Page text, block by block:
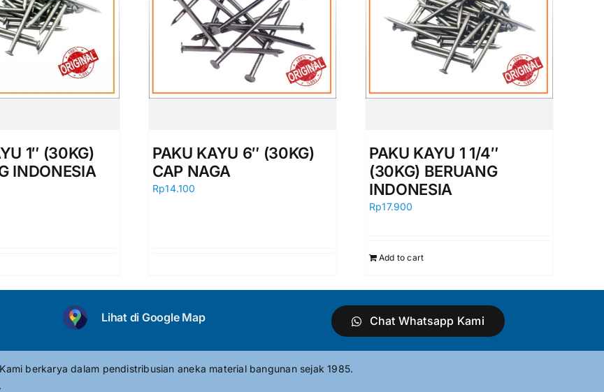
1″ (30KG)
INDONESIA
PAKU KAYU 6″ (30KG)
CAP NAGA
Rp14.100
PAKU KAYU 1 1/4″
(30KG) BERUANG
INDONESIA
Rp17.900
Add to cart
Lihat di Google Map Chat Whatsapp Kami
berkarya dalam pendistribusian aneka material bangunan sejak 1985.